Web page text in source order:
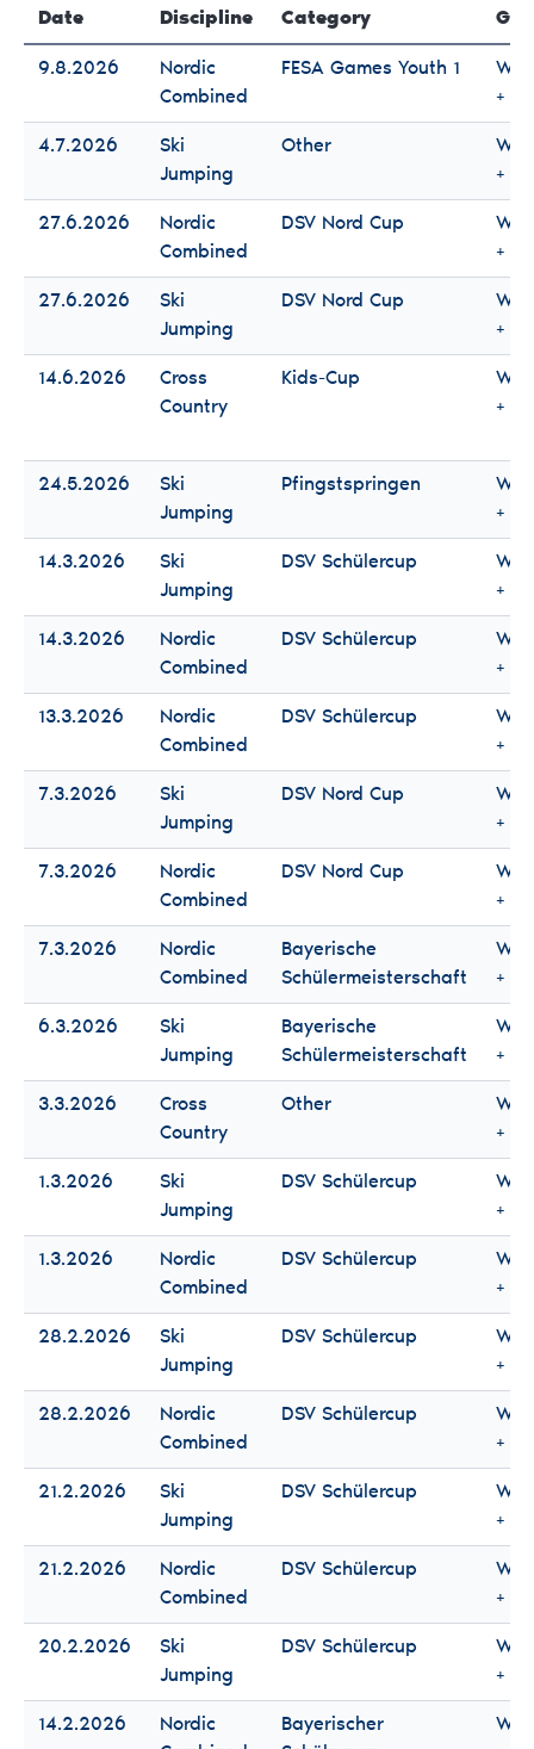
Date Discipline Category
9.8.2026
Nordic
Combined
FESA Games Youth 1
+
4.7.2026
Ski
Jumping
Other
+
27.6.2026
Nordic
Combined
DSV Nord Cup
+
27.6.2026
Ski
Jumping
DSV Nord Cup
+
14.6.2026
Cross
Country
Kids-Cup
+
24.5.2026
Ski
Jumping
Pfingstspringen
+
14.3.2026
Ski
Jumping
DSV Schülercup
+
14.3.2026
Nordic
Combined
DSV Schülercup
+
13.3.2026
Nordic
Combined
DSV Schülercup
+
7.3.2026
Ski
Jumping
DSV Nord Cup
+
7.3.2026
Nordic
Combined
DSV Nord Cup
+
7.3.2026
Nordic
Combined
Bayerische
Schülermeisterschaft
+
6.3.2026
Ski
Jumping
Bayerische
Schülermeisterschaft
+
3.3.2026
Cross
Country
Other
+
1.3.2026
Ski
Jumping
DSV Schülercup
+
1.3.2026
Nordic
Combined
DSV Schülercup
+
28.2.2026
Ski
Jumping
DSV Schülercup
+
28.2.2026
Nordic
Combined
DSV Schülercup
+
21.2.2026
Ski
Jumping
DSV Schülercup
+
21.2.2026
Nordic
Combined
DSV Schülercup
+
20.2.2026
Ski
Jumping
DSV Schülercup
+
14.2.2026
Nordic
Bayerischer